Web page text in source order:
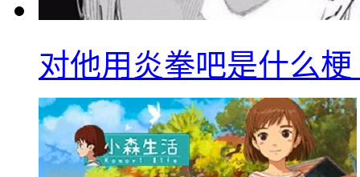
对他用炎拳吧是什么